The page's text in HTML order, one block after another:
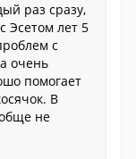
раз сразу,
Эсетом лет 5
с
очень
помогает
В
не